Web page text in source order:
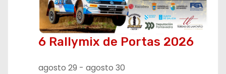
6 Rallymix de Portas 2026
agosto 29 - agosto 30